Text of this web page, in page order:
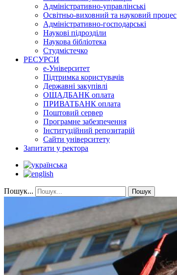
Адміністративно-управлінські
Освітньо-виховний та науковий процес
Адміністративно-господарські
Наукові підрозділи
Наукова бібліотека
Студмістечко
РЕСУРСИ
е-Університет
Підтримка користувачів
Державні закупівлі
ОЩАДБАНК оплата
ПРИВАТБАНК оплата
Поштовий сервер
Програмне забезпечення
Інституційний репозитарій
Сайти університету
Запитати у ректора
Пошук... Пошук